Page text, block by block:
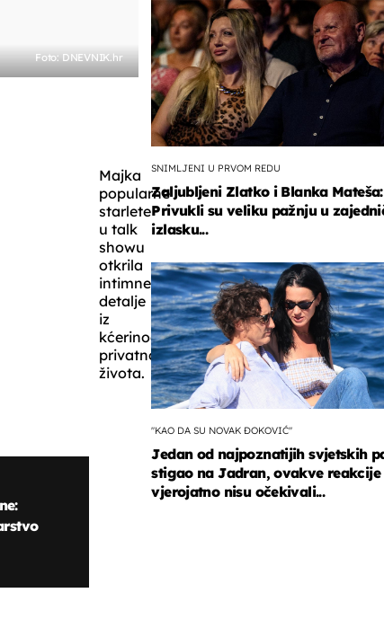
Foto: DNEVNIK.hr
Majka
popularne
starlete
u talk
showu
otkrila
intimne
detalje
iz
kćerinog
privatnog
života.
SNIMLJENI U PRVOM REDU
Zaljubljeni Zlatko i Blanka Mateša:
Privukli su veliku pažnju u
izlasku...
"KAO DA SU NOVAK ĐOKOVIĆ"
Jedan od najpoznatijih svjetskih
stigao na Jadran, ovakve reakcije
vjerojatno nisu očekivali...